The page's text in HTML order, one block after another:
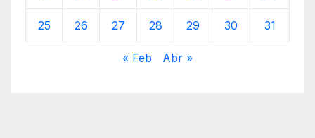
25 26 27 28 29 30 31
« Feb Abr »